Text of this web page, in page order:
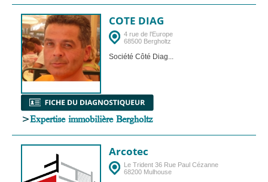
COTE DIAG
4 rue de l'Europe
68500 Bergholtz
Société Côté Diag...
>Expertise immobilière Bergholtz
Arcotec
Le Trident 36 Rue Paul Cézanne
68200 Mulhouse